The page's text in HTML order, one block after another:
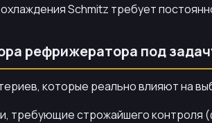
Schmitz требует
рефрижератора под
которые реально влияют на
требующие строжайшего контроля